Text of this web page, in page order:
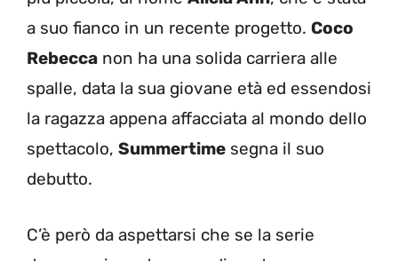
a suo fianco in un recente progetto. Coco
Rebecca non ha una solida carriera alle
spalle, data la sua giovane età ed essendosi
la ragazza appena affacciata al mondo dello
spettacolo, Summertime segna il suo
debutto.
C’è però da aspettarsi che se la serie